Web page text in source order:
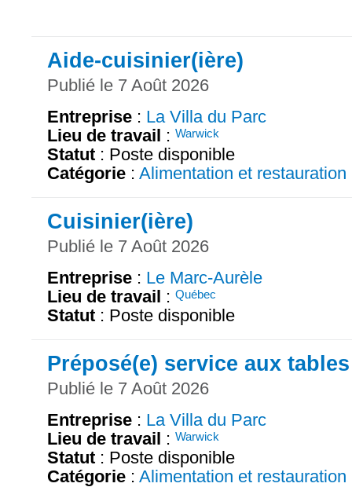
Aide-cuisinier(ière)
Publié le 7 Août 2026
Entreprise : La Villa du Parc
Lieu de travail : Warwick
Statut : Poste disponible
Catégorie : Alimentation et restauration
Cuisinier(ière)
Publié le 7 Août 2026
Entreprise : Le Marc-Aurèle
Lieu de travail : Québec
Statut : Poste disponible
Préposé(e) service aux tables
Publié le 7 Août 2026
Entreprise : La Villa du Parc
Lieu de travail : Warwick
Statut : Poste disponible
Catégorie : Alimentation et restauration